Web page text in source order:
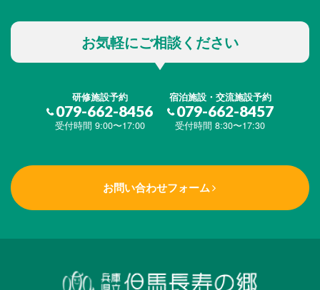
お気軽にご相談ください
研修施設予約
079-662-8456
受付時間 9:00〜17:00
宿泊施設・交流施設予約
079-662-8457
受付時間 8:30〜17:30
お問い合わせフォーム